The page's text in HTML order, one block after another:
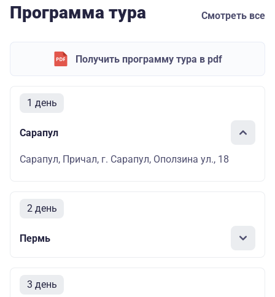
Программа тура Смотреть все
Получить программу тура в pdf
1 день
Сарапул
Сарапул, Причал, г. Сарапул, Оползина ул., 18
2 день
Пермь
3 день